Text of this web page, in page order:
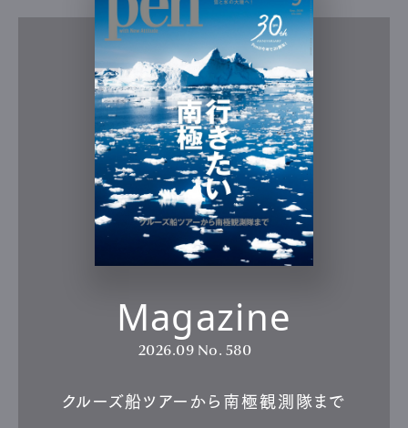
Magazine
2026.09 No. 580
クルーズ船ツアーから南極観測隊まで